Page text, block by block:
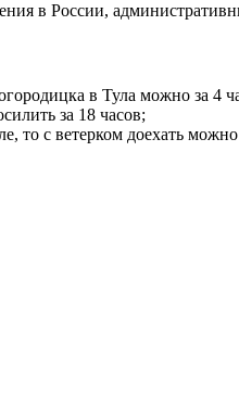
в России,
в Тула можно за 4
за 18 часов;
то с ветерком доехать можно